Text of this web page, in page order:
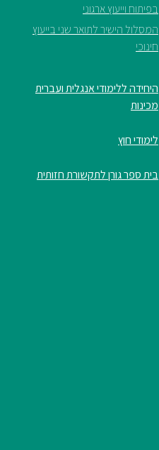
בפיתוח וייעוץ ארגוני
המסלול הישיר לתואר שני בייעוץ
חינוכי
היחידה ללימודי אנגלית ועברית
מכינות
לימודי חוץ
בית ספר גורן לתקשורת חזותית